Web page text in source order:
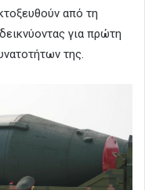
από τη
για πρώτη
της.